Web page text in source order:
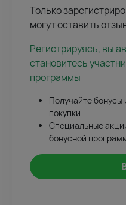
Только
могут оставить
Регистрируясь, вы
становитесь
программы
Получайте бонусы
покупки
Специальные
бонусной